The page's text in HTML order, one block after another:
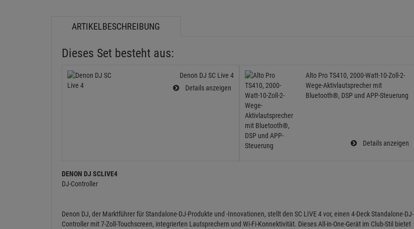
ARTIKELBESCHREIBUNG
Dieses Set besteht aus:
Denon DJ SC Live 4
Details anzeigen
Alto Pro TS410, 2000-Watt-10-Zoll-2-
Wege-Aktivlautsprecher mit
Bluetooth®, DSP und APP-Steuerung
Details anzeigen
DENON DJ SCLIVE4
DJ-Controller
Denon DJ, der Marktführer für Standalone-DJ-Produkte und -Innovationen, stellt den SC LIVE 4 vor, einen 4-Deck Standalone-DJ-
Controller mit 7-Zoll-Touchscreen, integrierten Lautsprechern und Wi-Fi-Konnektivität. Dieses All-in-One-Gerät im Club-Stil bietet